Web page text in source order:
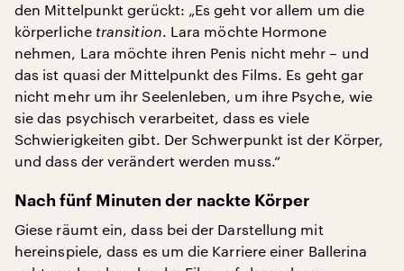
den Mittelpunkt gerückt: „Es geht vor allem um die
körperliche transition. Lara möchte Hormone
nehmen, Lara möchte ihren Penis nicht mehr – und
das ist quasi der Mittelpunkt des Films. Es geht gar
nicht mehr um ihr Seelenleben, um ihre Psyche, wie
sie das psychisch verarbeitet, dass es viele
Schwierigkeiten gibt. Der Schwerpunkt ist der Körper,
und dass der verändert werden muss.“
Nach fünf Minuten der nackte Körper
Giese räumt ein, dass bei der Darstellung mit
hereinspiele, dass es um die Karriere einer Ballerina